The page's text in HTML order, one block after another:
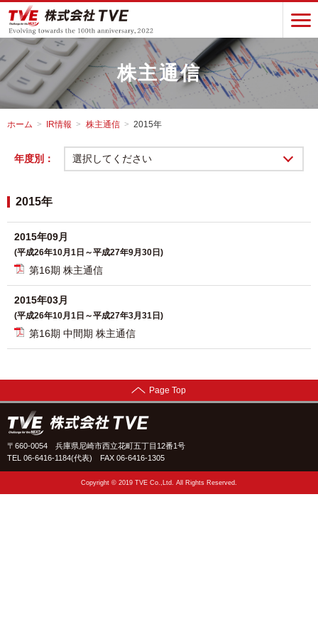
株主通信
ホーム IR情報 株主通信 2015年
年度別： 選択してください
2015年
2015年09月
(平成26年10月1日～平成27年9月30日)
第16期 株主通信
2015年03月
(平成26年10月1日～平成27年3月31日)
第16期 中間期 株主通信
Page Top
〒660-0054 兵庫県尼崎市西立花町五丁目12番1号
TEL 06-6416-1184(代表)
FAX 06-6416-1305
Copyright © 2019 TVE Co.,Ltd. All Rights Reserved.